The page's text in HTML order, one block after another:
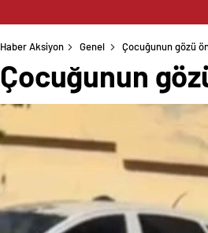
Haber Aksiyon Genel Çocuğunun gözü
Çocuğunun